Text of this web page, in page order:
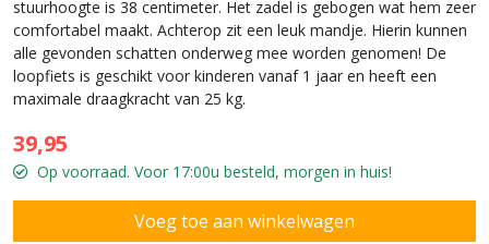
stuurhoogte is 38 centimeter. Het zadel is gebogen wat hem zeer
comfortabel maakt. Achterop zit een leuk mandje. Hierin kunnen
alle gevonden schatten onderweg mee worden genomen! De
loopfiets is geschikt voor kinderen vanaf 1 jaar en heeft een
maximale draagkracht van 25 kg.
39,95
Op voorraad. Voor 17:00u besteld, morgen in huis!